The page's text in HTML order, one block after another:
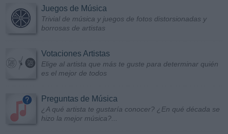
Juegos de Música
Trivial de música y juegos de fotos distorsionadas y
borrosas de artistas
Votaciones Artistas
Elige al artista que más te guste para determinar quién
es el mejor de todos
Preguntas de Música
¿A qué artista te gustaría conocer? ¿En qué década se
hizo la mejor música?...